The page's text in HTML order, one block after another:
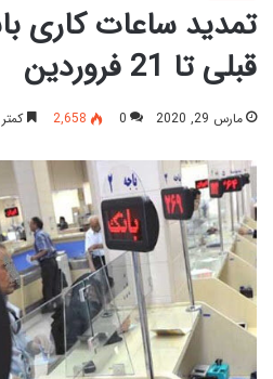
تمدید ساعات کاری
قبلی تا 21 فروردین
مارس 29, 2020 0
2,658